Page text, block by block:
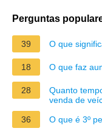
Perguntas
39 O que
18 O que faz
28
Quanto
venda de
36
O que é 3º